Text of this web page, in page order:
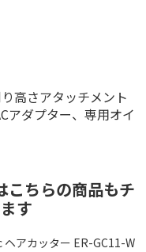
高さアタッチメント
アダプター、専用オイ
こちらの商品もチ
す
アカッター ER-GC11-W